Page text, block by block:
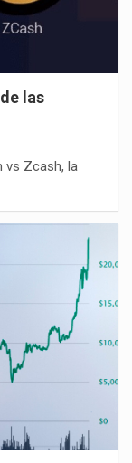
las
vs Zcash, la